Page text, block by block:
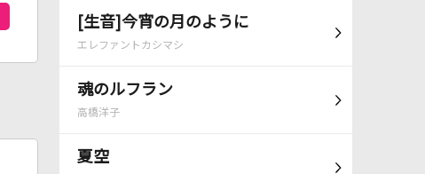
[生音]今宵の月のように
エレファントカシマシ
魂のルフラン
高橋洋子
夏空